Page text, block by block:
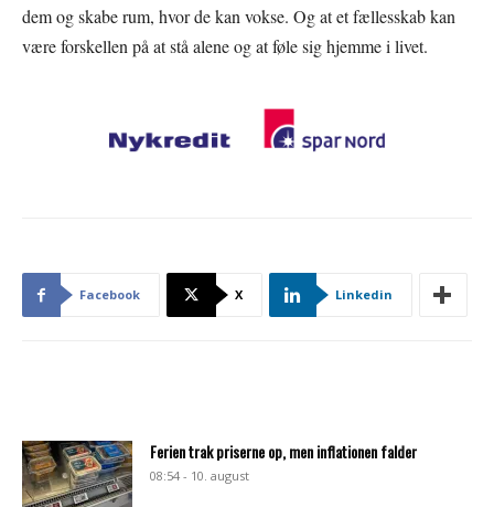
dem og skabe rum, hvor de kan vokse. Og at et fællesskab kan
være forskellen på at stå alene og at føle sig hjemme i livet.
Facebook X Linkedin
Ferien trak priserne op, men inflationen falder
08:54 - 10. august